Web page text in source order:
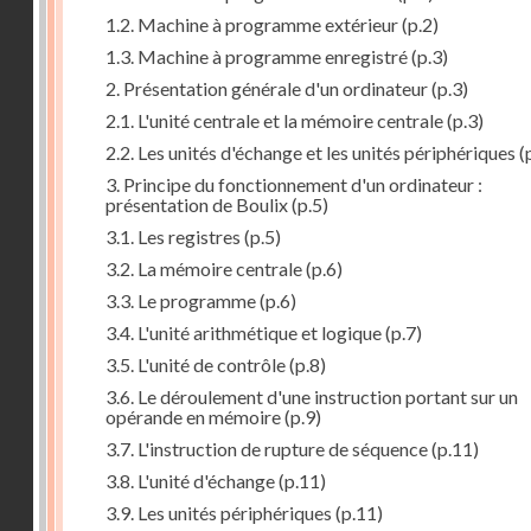
1.2. Machine à programme extérieur(p.2)
1.3. Machine à programme enregistré(p.3)
2. Présentation générale d'un ordinateur(p.3)
2.1. L'unité centrale et la mémoire centrale(p.3)
2.2. Les unités d'échange et les unités périphériques
3. Principe du fonctionnement d'un ordinateur :
présentation de Boulix(p.5)
3.1. Les registres (p.5)
3.2. La mémoire centrale(p.6)
3.3. Le programme(p.6)
3.4. L'unité arithmétique et logique(p.7)
3.5. L'unité de contrôle(p.8)
3.6. Le déroulement d'une instruction portant sur un
opérande en mémoire(p.9)
3.7. L'instruction de rupture de séquence(p.11)
3.8. L'unité d'échange(p.11)
3.9. Les unités périphériques (p.11)